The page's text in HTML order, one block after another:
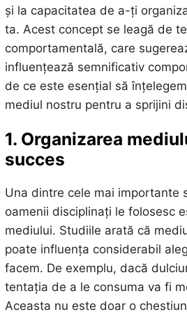
și la capacitatea de a-ți
ta. Acest concept se leagă de
comportamentală, care
influențează semnificativ
de ce este esențial să
mediul nostru pentru a sprijini
1. Organizarea
succes
Una dintre cele mai importante
oamenii disciplinați le folosesc
mediului. Studiile arată că
poate influența considerabil
facem. De exemplu, dacă
tentația de a le consuma va fi
Aceasta nu este doar o